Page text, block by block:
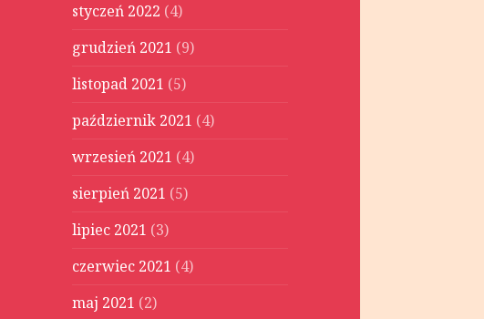
styczeń 2022 (4)
grudzień 2021 (9)
listopad 2021 (5)
październik 2021 (4)
wrzesień 2021 (4)
sierpień 2021 (5)
lipiec 2021 (3)
czerwiec 2021 (4)
maj 2021 (2)